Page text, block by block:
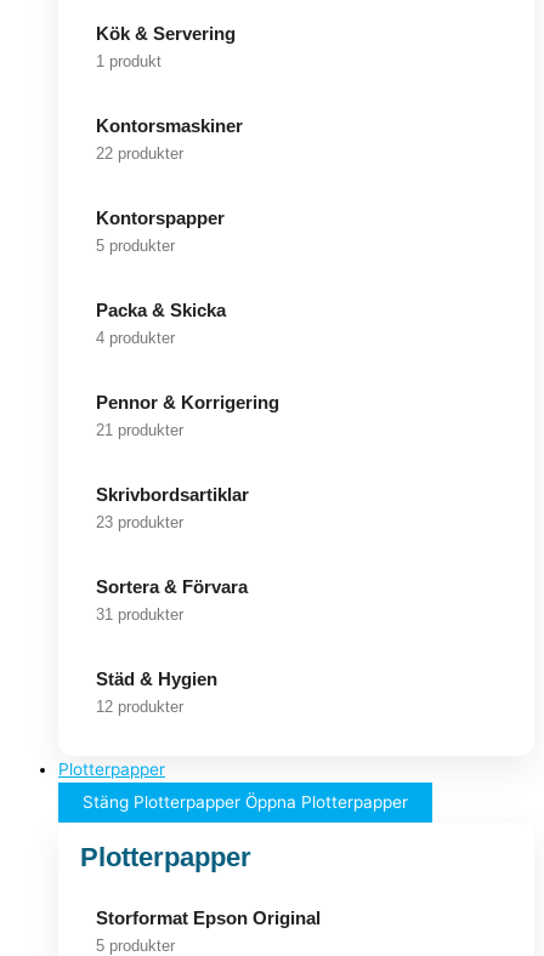
Kök & Servering
1 produkt
Kontorsmaskiner
22 produkter
Kontorspapper
5 produkter
Packa & Skicka
4 produkter
Pennor & Korrigering
21 produkter
Skrivbordsartiklar
23 produkter
Sortera & Förvara
31 produkter
Städ & Hygien
12 produkter
Plotterpapper
Stäng Plotterpapper Öppna Plotterpapper
Plotterpapper
Storformat Epson Original
5 produkter